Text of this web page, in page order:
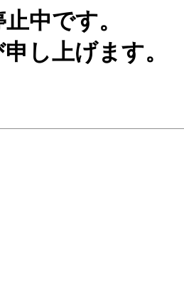
中です。
し上げます。